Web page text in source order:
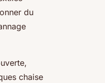
du
chaise